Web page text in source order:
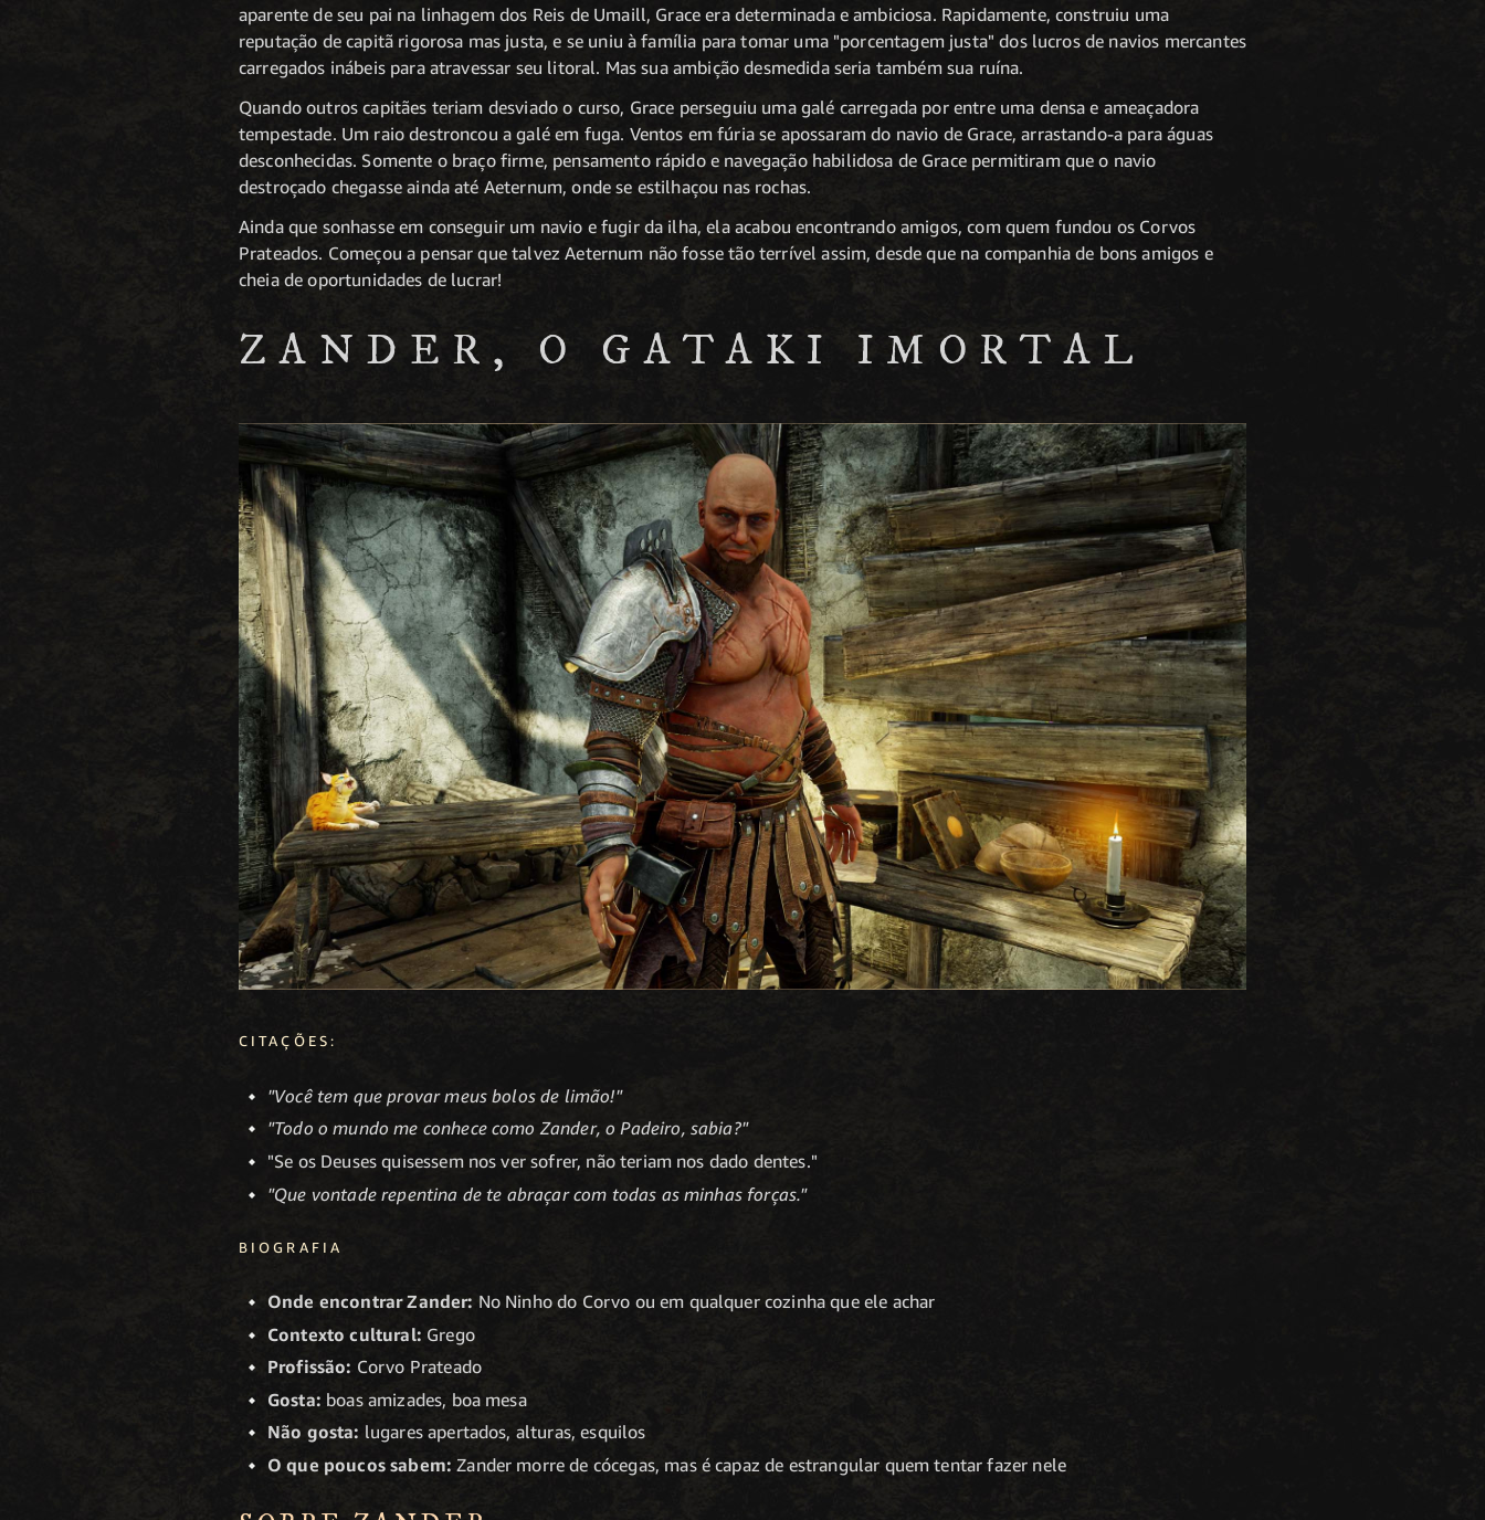
aparente de seu pai na linhagem dos Reis de Umaill, Grace era determinada e ambiciosa. Rapidamente, construiu uma
reputação de capitã rigorosa mas justa, e se uniu à família para tomar uma "porcentagem justa" dos lucros de navios mercantes
carregados inábeis para atravessar seu litoral. Mas sua ambição desmedida seria também sua ruína.
Quando outros capitães teriam desviado o curso, Grace perseguiu uma galé carregada por entre uma densa e ameaçadora
tempestade. Um raio destroncou a galé em fuga. Ventos em fúria se apossaram do navio de Grace, arrastando-a para águas
desconhecidas. Somente o braço firme, pensamento rápido e navegação habilidosa de Grace permitiram que o navio
destroçado chegasse ainda até Aeternum, onde se estilhaçou nas rochas.
Ainda que sonhasse em conseguir um navio e fugir da ilha, ela acabou encontrando amigos, com quem fundou os Corvos
Prateados. Começou a pensar que talvez Aeternum não fosse tão terrível assim, desde que na companhia de bons amigos e
cheia de oportunidades de lucrar!
ZANDER, O GATAKI IMORTAL
CITAÇÕES:
"Você tem que provar meus bolos de limão!"
"Todo o mundo me conhece como Zander, o Padeiro, sabia?"
"Se os Deuses quisessem nos ver sofrer, não teriam nos dado dentes."
"Que vontade repentina de te abraçar com todas as minhas forças."
BIOGRAFIA
Onde encontrar Zander: No Ninho do Corvo ou em qualquer cozinha que ele achar
Contexto cultural: Grego
Profissão: Corvo Prateado
Gosta: boas amizades, boa mesa
Não gosta: lugares apertados, alturas, esquilos
O que poucos sabem:Zander morre de cócegas, mas é capaz de estrangular quem tentar fazer nele